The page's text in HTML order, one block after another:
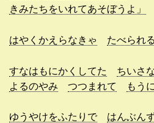
きみたちをいれてあそぼうよ」
はやくかえらなきゃ たべられ
すなはもにかくしてた
ちいさ
よるのやみ
つつまれて もう
ゆうやけをふたりで
はんぶん